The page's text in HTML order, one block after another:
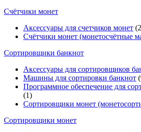
Счётчики монет
Аксессуары для счетчиков монет
Счётчики монет (монетосчётные
Cортировщики банкнот
Аксессуары для сортировщиков
Машины для сортировки банкнот
Программное обеспечение для
(1)
Сортировщики монет
Сортировщики монет